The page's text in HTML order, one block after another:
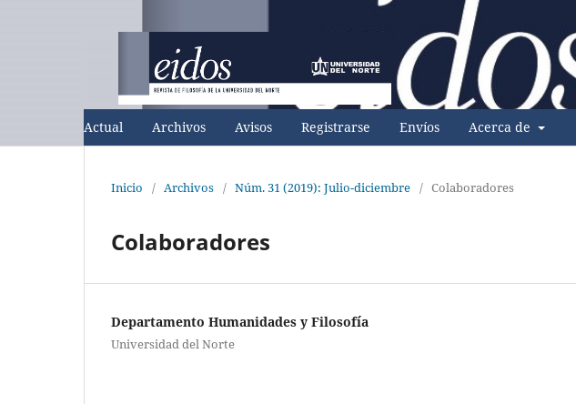
Actual Archivos Avisos Registrarse Envíos Acerca de
Inicio / Archivos / Núm. 31 (2019): Julio-diciembre / Colaboradores
Colaboradores
Departamento Humanidades y Filosofía
Universidad del Norte